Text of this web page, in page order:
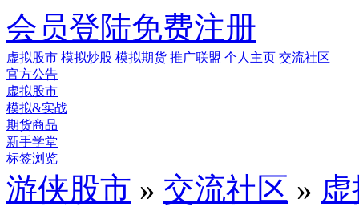
会员登陆免费注册
虚拟股市 模拟炒股 模拟期货 推广联盟 个人主页 交流社区
官方公告
虚拟股市
模拟&实战
期货商品
新手学堂
标签浏览
游侠股市 » 交流社区 »